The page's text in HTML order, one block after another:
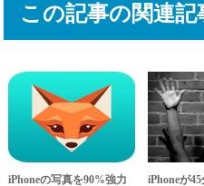
この記事の関連記
iPhoneの写真を90%強力
iPhoneが